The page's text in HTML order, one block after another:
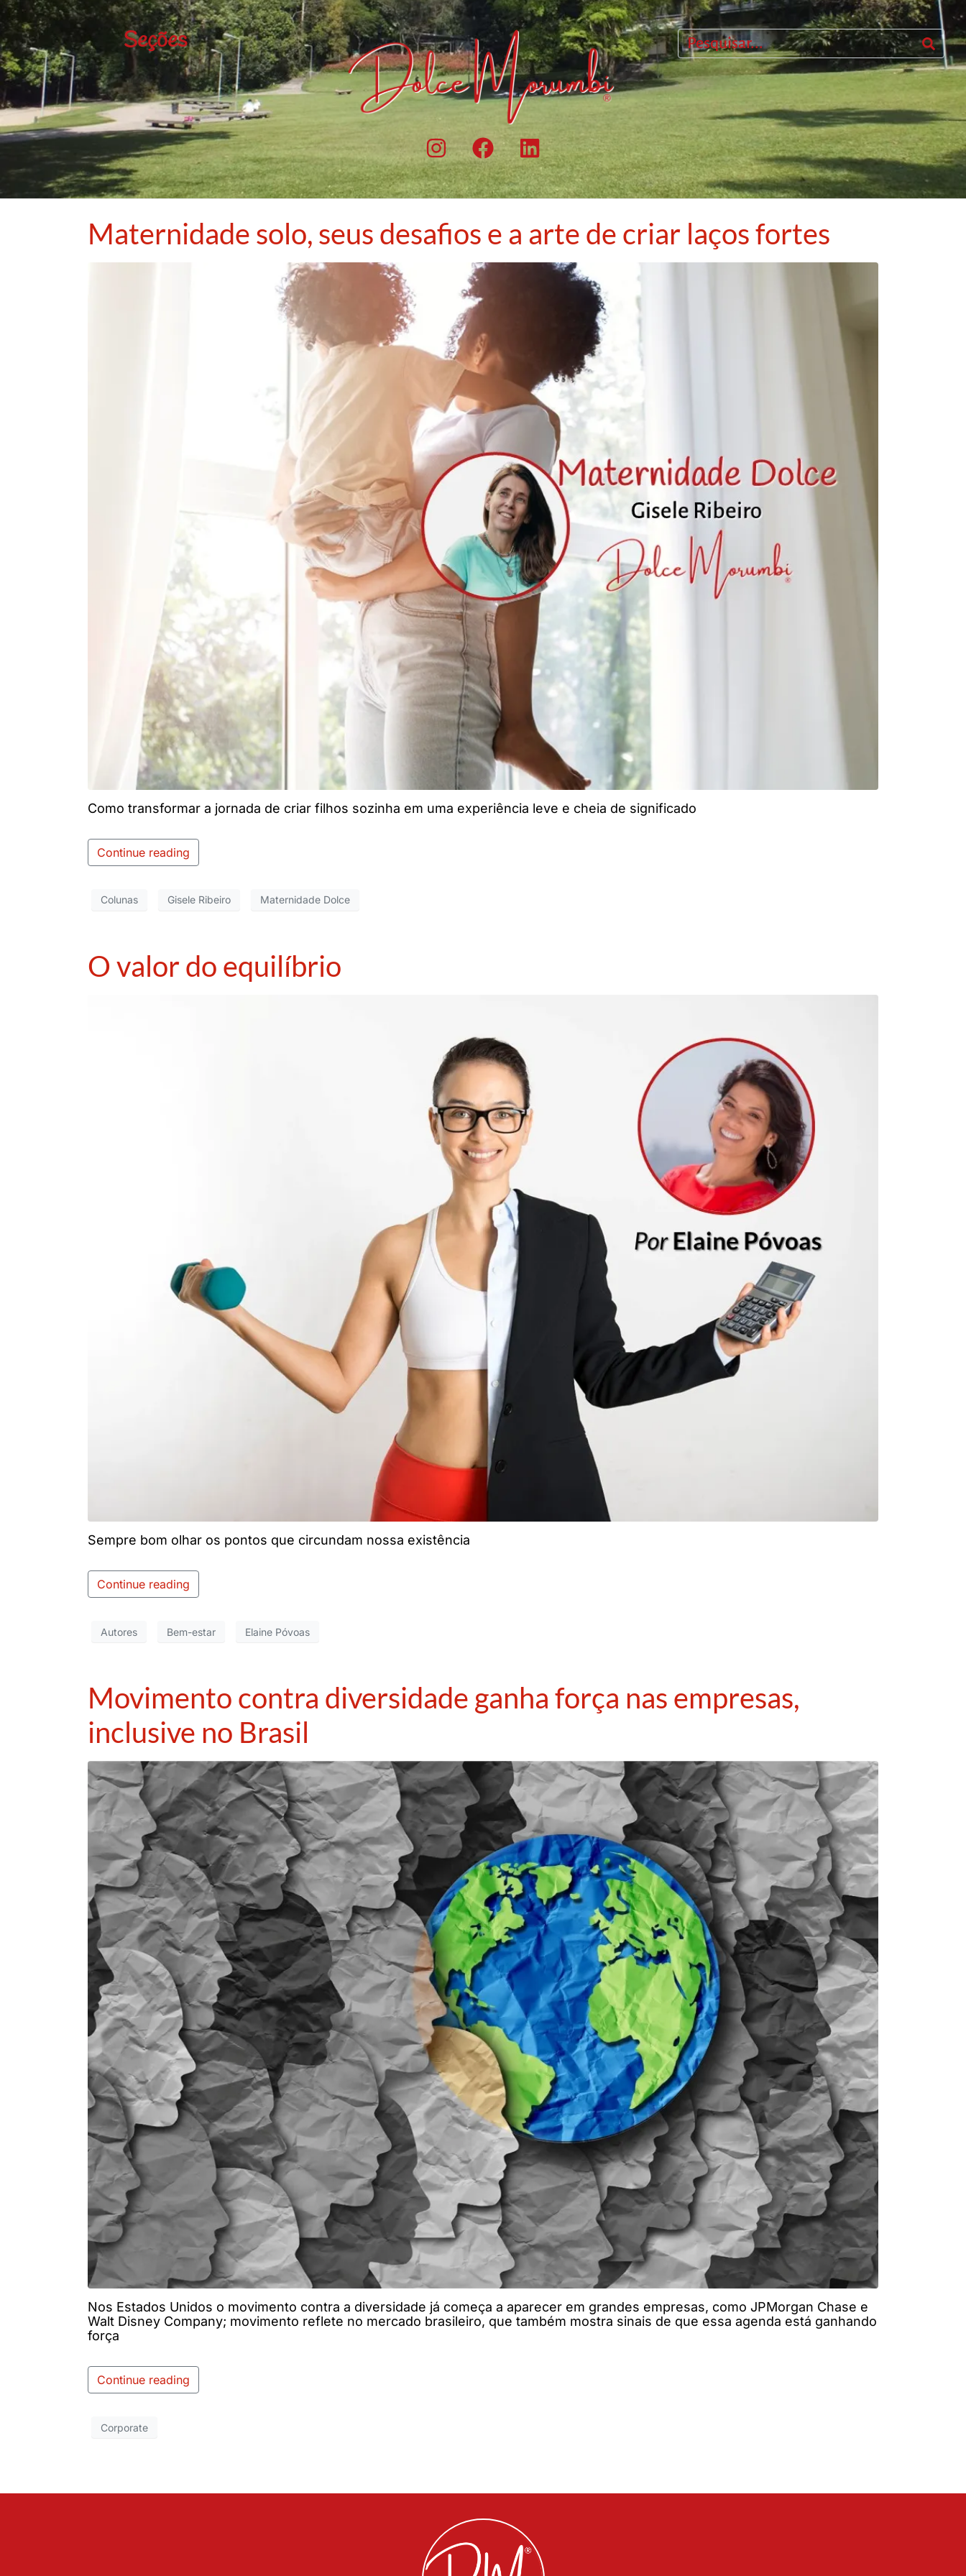
Seções
Maternidade solo, seus desafios e a arte de criar laços fortes
Como transformar a jornada de criar filhos sozinha em uma experiência leve e cheia de significado
Continue reading
Colunas Gisele Ribeiro Maternidade Dolce
O valor do equilíbrio
Sempre bom olhar os pontos que circundam nossa existência
Continue reading
Autores Bem-estar Elaine Póvoas
Movimento contra diversidade ganha força nas empresas,
inclusive no Brasil
Nos Estados Unidos o movimento contra a diversidade já começa a aparecer em grandes empresas, como JPMorgan Chase e
Walt Disney Company; movimento reflete no mercado brasileiro, que também mostra sinais de que essa agenda está ganhando
força
Continue reading
Corporate